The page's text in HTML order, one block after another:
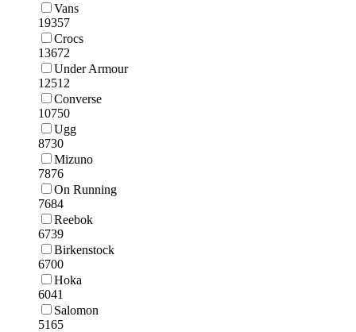
Vans
19357
Crocs
13672
Under Armour
12512
Converse
10750
Ugg
8730
Mizuno
7876
On Running
7684
Reebok
6739
Birkenstock
6700
Hoka
6041
Salomon
5165